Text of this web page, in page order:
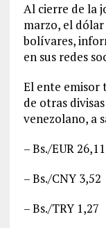
Al cierre de la
marzo, el
bolívares,
en sus redes
El ente emisor
de otras
venezolano, a
– Bs./EUR 26,11
– Bs./CNY 3,52
– Bs./TRY 1,27